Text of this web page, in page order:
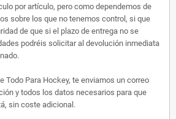
por artículo, pero como dependemos de
sobre los que no tenemos control, si que
de que si el plazo de entrega no se
podréis solicitar al devolución inmediata
Todo Para Hockey, te enviamos un correo
y todos los datos necesarios para que
sin coste adicional.